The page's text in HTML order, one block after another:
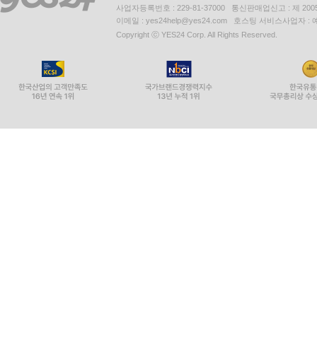
사업자등록번호 : 229-81-37000 통신판매업신고 : 제
이메일 : yes24help@yes24.com 호스팅 서비스사업자 :
Copyright ⓒ YES24 Corp. All Rights Reserved.